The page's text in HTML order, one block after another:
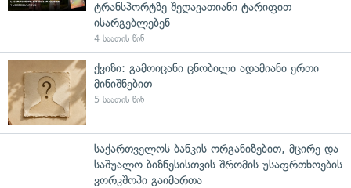
ტრანსპორტზე შეღავათიანი ტარიფით
ისარგებლებენ
4 საათის წინ
ქვიზი: გამოიცანი ცნობილი ადამიანი ერთი
მინიშნებით
5 საათის წინ
საქართველოს ბანკის ორგანიზებით, მცირე და
საშუალო ბიზნესისთვის შრომის უსაფრთხოების
ვორკშოპი გაიმართა